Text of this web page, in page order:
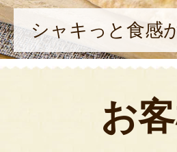
シャキっと食感
お